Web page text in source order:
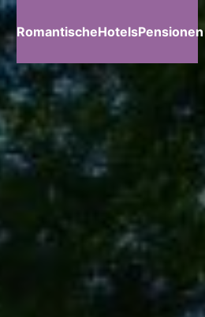
RomantischeHotelsPensionen